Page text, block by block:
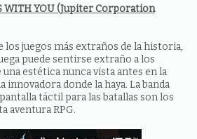
WITH YOU (Jupiter Corporation
los juegos más extraños de la historia,
puede sentirse extraño a los
estética nunca vista antes en la
donde la haya. La banda
táctil para las batallas son los
aventura RPG.